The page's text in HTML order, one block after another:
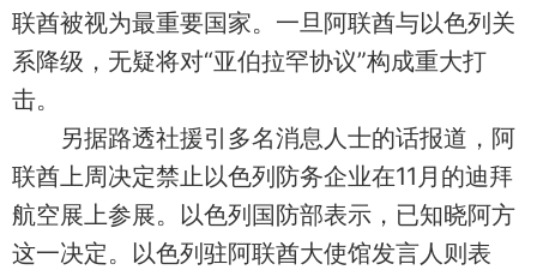
联酋被视为最重要国家。一旦阿联酋与以色列关
系降级，无疑将对“亚伯拉罕协议”构成重大打
击。
另据路透社援引多名消息人士的话报道，阿
联酋上周决定禁止以色列防务企业在11月的迪拜
航空展上参展。以色列国防部表示，已知晓阿方
这一决定。以色列驻阿联酋大使馆发言人则表